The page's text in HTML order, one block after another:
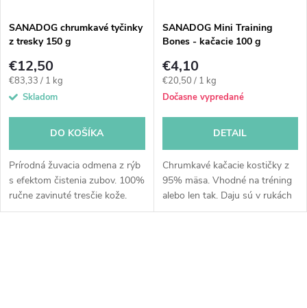
SANADOG chrumkavé tyčinky
z tresky 150 g
€12,50
Jednotková
cena:
€83,33 / 1 kg
Skladom
DO KOŠÍKA
Prírodná žuvacia odmena z rýb
s efektom čistenia zubov. 100%
ručne zavinuté tresčie kože.
Vysoký obsah omega 3 kyselín
SANADOG Mini Training
Bones - kačacie 100 g
€4,10
Jednotková
cena:
€20,50 / 1 kg
Dočasne vypredané
DETAIL
Chrumkavé kačacie kostičky z
95% mäsa. Vhodné na tréning
alebo len tak. Daju sú v rukách
zlomiť na ešte menšie kúsky.